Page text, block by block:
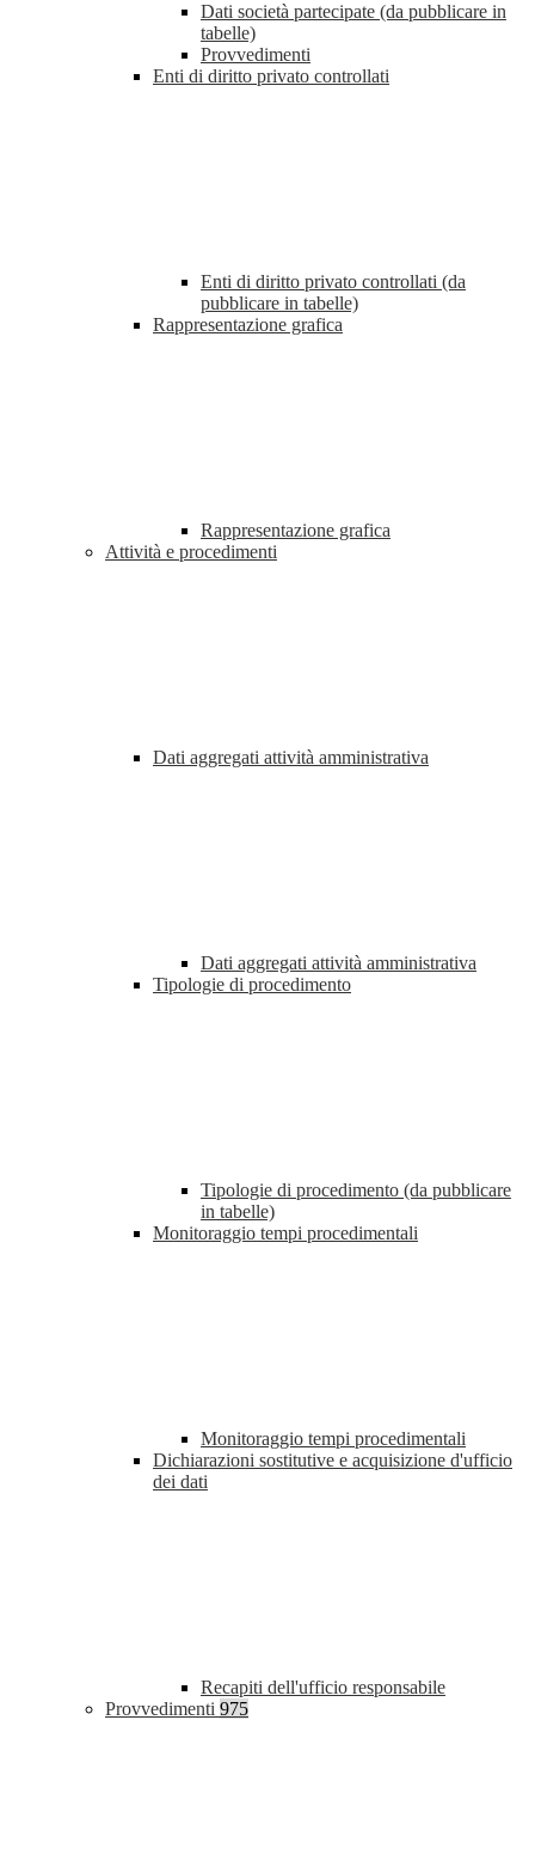
Dati società partecipate (da pubblicare in
tabelle)
Provvedimenti
Enti di diritto privato controllati
Enti di diritto privato controllati (da
pubblicare in tabelle)
Rappresentazione grafica
Rappresentazione grafica
Attività e procedimenti
Dati aggregati attività amministrativa
Dati aggregati attività amministrativa
Tipologie di procedimento
Tipologie di procedimento (da pubblicare
in tabelle)
Monitoraggio tempi procedimentali
Monitoraggio tempi procedimentali
Dichiarazioni sostitutive e acquisizione d'ufficio
dei dati
Recapiti dell'ufficio responsabile
Provvedimenti 975